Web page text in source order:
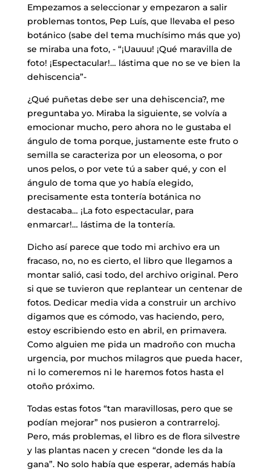
Empezamos a seleccionar y empezaron a salir
problemas tontos, Pep Luís, que llevaba el peso
botánico (sabe del tema muchísimo más que yo)
se miraba una foto, ­- “¡Uauuu! ¡Qué maravilla de
foto! ¡Espectacular!… lástima que no se ve bien la
dehiscencia”-
¿Qué puñetas debe ser una dehiscencia?, me
preguntaba yo. Miraba la siguiente, se volvía a
emocionar mucho, pero ahora no le gustaba el
ángulo de toma porque, justamente este fruto o
semilla se caracteriza por un eleosoma, o por
unos pelos, o por vete tú a saber qué, y con el
ángulo de toma que yo había elegido,
precisamente esta tontería botánica no
destacaba… ¡La foto espectacular, para
enmarcar!… lástima de la tontería.
Dicho así parece que todo mi archivo era un
fracaso, no, no es cierto, el libro que llegamos a
montar salió, casi todo, del archivo original. Pero
si que se tuvieron que replantear un centenar de
fotos. Dedicar media vida a construir un archivo
digamos que es cómodo, vas haciendo, pero,
estoy escribiendo esto en abril, en primavera.
Como alguien me pida un madroño con mucha
urgencia, por muchos milagros que pueda hacer,
ni lo comeremos ni le haremos fotos hasta el
otoño próximo.
Todas estas fotos “tan maravillosas, pero que se
podían mejorar” nos pusieron a contrarreloj.
Pero, más problemas, el libro es de flora silvestre
y las plantas nacen y crecen “donde les da la
gana”. No solo había que esperar, además había